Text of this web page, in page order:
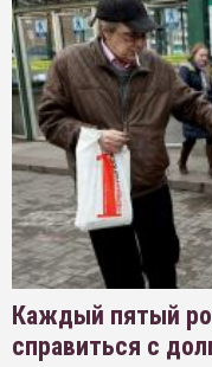
Каждый пятый
справиться с